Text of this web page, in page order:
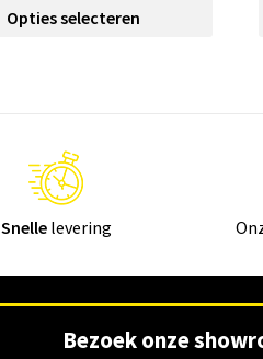
Opties selecteren
Snellelevering
Bezoek onze